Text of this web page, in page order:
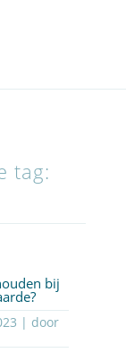
tag:
bij
| door